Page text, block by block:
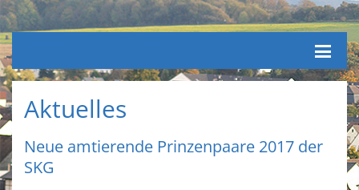
Aktuelles
Neue amtierende Prinzenpaare 2017 der
SKG